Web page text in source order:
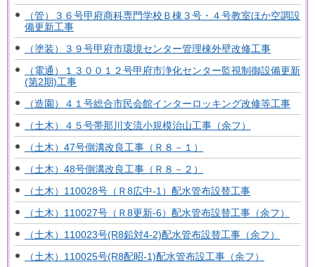
（管）３６号甲府商科専門学校Ｂ棟３号・４号教室ほか空調設
備更新工事
（塗装）３９号甲府市環境センター管理棟外壁改修工事
（電通）１３００１２号甲府市浄化センター監視制御設備更新
(第2期)工事
（造園）４１号総合市民会館インターロッキング改修等工事
（土木）４５号帯那川支流小規模治山工事（余フ）
（土木）47号側溝改良工事（Ｒ８－１）
（土木）48号側溝改良工事（Ｒ８－２）
（土木）110028号（Ｒ8広中-1）配水管布設替工事
（土木）110027号（Ｒ8更新-6）配水管布設替工事（余フ）
（土木）110023号(R8鉛対4-2)配水管布設替工事（余フ）
（土木）110025号(R8配昭-1)配水管布設工事（余フ）